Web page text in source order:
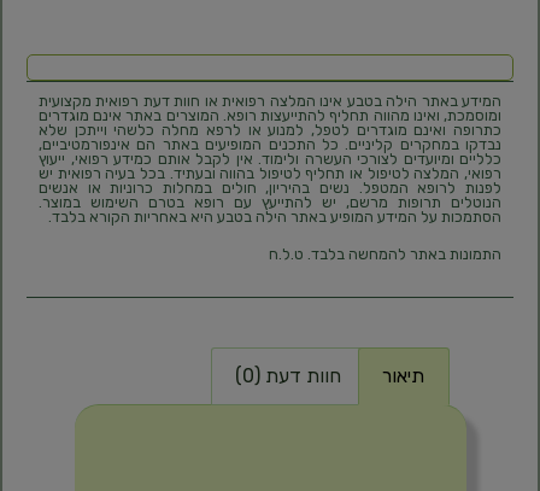
המידע באתר הילה בטבע אינו המלצה רפואית או חוות דעת רפואית מקצועית
ומוסמכת, ואינו מהווה תחליף להתייעצות רופא. המוצרים באתר אינם מוגדרים
כתרופה ואינם מוגדרים לטפל, למנוע או לרפא מחלה כלשהי וייתכן שלא
נבדקו במחקרים קליניים. כל התכנים המופיעים באתר הם אינפורמטיביים,
כלליים ומיועדים לצורכי העשרה ולימוד. אין לקבל אותם כמידע רפואי, ייעוץ
רפואי, המלצה לטיפול או תחליף לטיפול בהווה ובעתיד. בכל בעיה רפואית יש
לפנות לרופא המטפל. נשים בהיריון, חולים במחלות כרוניות או אנשים
הנוטלים תרופות מרשם, יש להתייעץ עם רופא בטרם השימוש במוצר.
הסתמכות על המידע המופיע באתר הילה בטבע היא באחריות הקורא בלבד.
התמונות באתר להמחשה בלבד. ט.ל.ח
תיאור חוות דעת (0)